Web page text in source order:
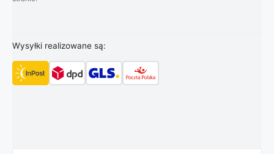
Wysyłki realizowane są: